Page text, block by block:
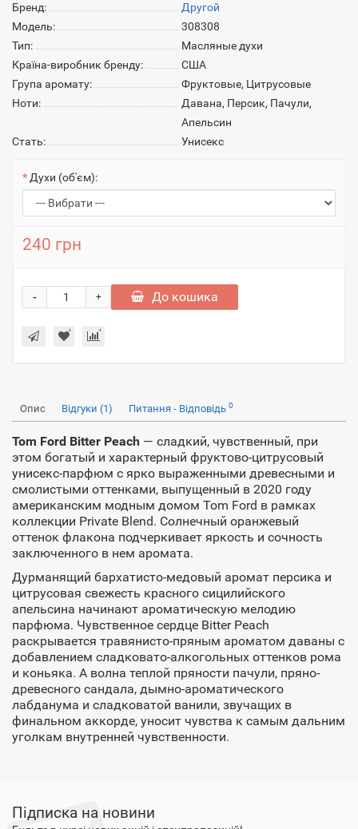
Бренд:
Другой
Модель:
308308
Тип:
Масляные духи
Країна-виробник бренду:
США
Група аромату:
Фруктовые, Цитрусовые
Ноти:
Давана, Персик, Пачули,
Апельсин
Стать:
Унисекс
Духи (об'єм):
240 грн
+
- До кошика
Опис Відгуки (1) Питання - Відповідь 0
Tom Ford Bitter Peach — сладкий, чувственный, при
этом богатый и характерный фруктово-цитрусовый
унисекс-парфюм с ярко выраженными древесными и
смолистыми оттенками, выпущенный в 2020 году
американским модным домом Tom Ford в рамках
коллекции Private Blend. Солнечный оранжевый
оттенок флакона подчеркивает яркость и сочность
заключенного в нем аромата.
Дурманящий бархатисто-медовый аромат персика и
цитрусовая свежесть красного сицилийского
апельсина начинают ароматическую мелодию
парфюма. Чувственное сердце Bitter Peach
раскрывается травянисто-пряным ароматом даваны с
добавлением сладковато-алкогольных оттенков рома
и коньяка. А волна теплой пряности пачули, пряно-
древесного сандала, дымно-ароматического
лабданума и сладковатой ванили, звучащих в
финальном аккорде, уносит чувства к самым дальним
уголкам внутренней чувственности.
Підписка на новини